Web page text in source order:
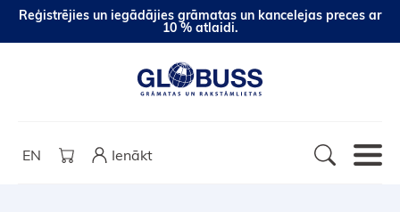
Reģistrējies un iegādājies grāmatas un kancelejas preces ar
10 % atlaidi.
EN Ienākt